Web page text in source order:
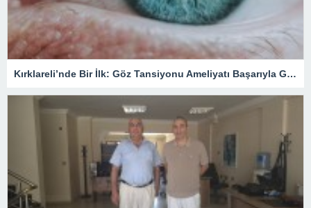
Kırklareli’nde Bir İlk: Göz Tansiyonu Ameliyatı Başarıyla Gerçekleştirildi